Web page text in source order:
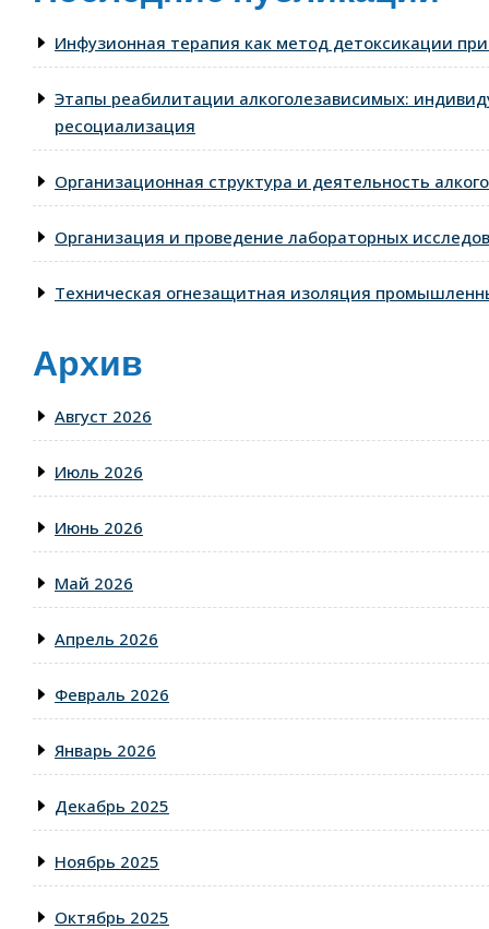
Инфузионная терапия как метод детоксикации
Этапы реабилитации алкоголезависимых:
ресоциализация
Организационная структура и деятельность
Организация и проведение лабораторных
Техническая огнезащитная изоляция
Архив
Август 2026
Июль 2026
Июнь 2026
Май 2026
Апрель 2026
Февраль 2026
Январь 2026
Декабрь 2025
Ноябрь 2025
Октябрь 2025